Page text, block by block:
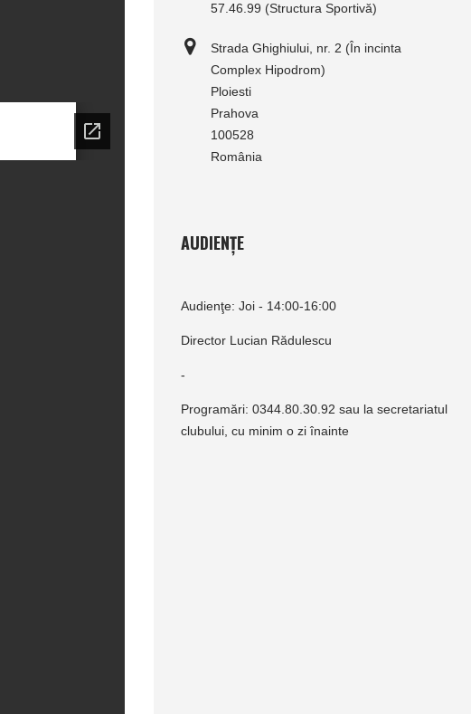
57.46.99 (Structura Sportivă)
Strada Ghighiului, nr. 2 (În incinta
Complex Hipodrom)
Ploiesti
Prahova
100528
România
AUDIENȚE
Audienţe: Joi - 14:00-16:00
Director Lucian Rădulescu
-
Programări: 0344.80.30.92 sau la secretariatul
clubului, cu minim o zi înainte